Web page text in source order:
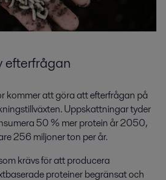
efterfrågan
kommer att göra att efterfrågan på
Uppskattningar tyder
50 % mer protein år 2050,
256 miljoner ton per år.
krävs för att producera
proteiner begränsat och